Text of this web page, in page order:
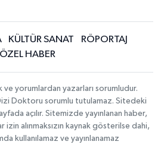
KÜLTÜR SANAT
RÖPORTAJ
ÖZEL HABER
ve yorumlardan yazarları sorumludur.
Doktoru sorumlu tutulamaz. Sitedeki
açılır. Sitemizde yayınlanan haber,
izin alınmaksızın kaynak gösterilse dahi,
kullanılamaz ve yayınlanamaz